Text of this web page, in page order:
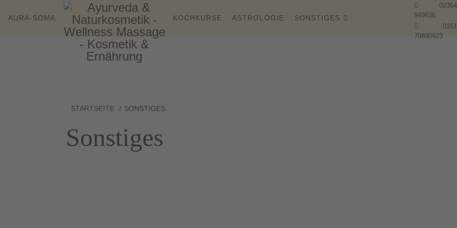
AURA-SOMA KOCHKURSE ASTROLOGIE SONSTIGES
02364
949636
0151
70890923
STARTSEITE SONSTIGES
Sonstiges